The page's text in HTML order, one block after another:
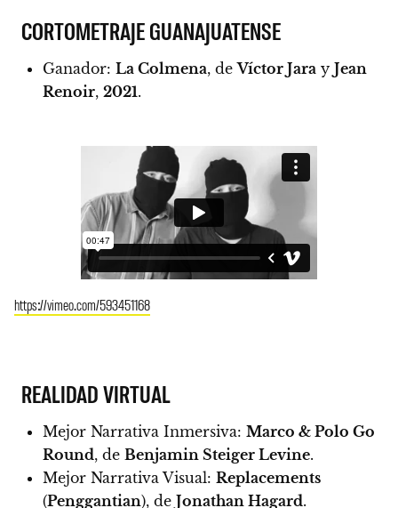
CORTOMETRAJE GUANAJUATENSE
Ganador: La Colmena, deVíctor Jara y Jean
Renoir, 2021.
https://vimeo.com/593451168
REALIDAD VIRTUAL
Mejor Narrativa Inmersiva: Marco & Polo Go
Round, de Benjamin Steiger Levine.
Mejor Narrativa Visual: Replacements
(Penggantian), de Jonathan Hagard.